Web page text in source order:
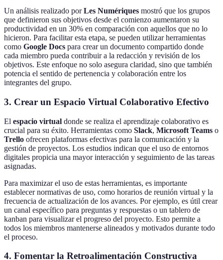
Un análisis realizado porLes Numériques mostró que los grupos
que definieron sus objetivos desde el comienzo aumentaron su
productividad en un 30% en comparación con aquellos que no lo
hicieron. Para facilitar esta etapa, se pueden utilizar herramientas
como Google Docs para crear un documento compartido donde
cada miembro pueda contribuir a la redacción y revisión de los
objetivos. Este enfoque no solo asegura claridad, sino que también
potencia el sentido de pertenencia y colaboración entre los
integrantes del grupo.
3. Crear un Espacio Virtual Colaborativo Efectivo
El espacio virtual donde se realiza el aprendizaje colaborativo es
crucial para su éxito. Herramientas como Slack, Microsoft Teams o
Trello ofrecen plataformas efectivas para la comunicación y la
gestión de proyectos. Los estudios indican que el uso de entornos
digitales propicia una mayor interacción y seguimiento de las tareas
asignadas.
Para maximizar el uso de estas herramientas, es importante
establecer normativas de uso, como horarios de reunión virtual y la
frecuencia de actualización de los avances. Por ejemplo, es útil crear
un canal específico para preguntas y respuestas o un tablero de
kanban para visualizar el progreso del proyecto. Esto permite a
todos los miembros mantenerse alineados y motivados durante todo
el proceso.
4. Fomentar la Retroalimentación Constructiva